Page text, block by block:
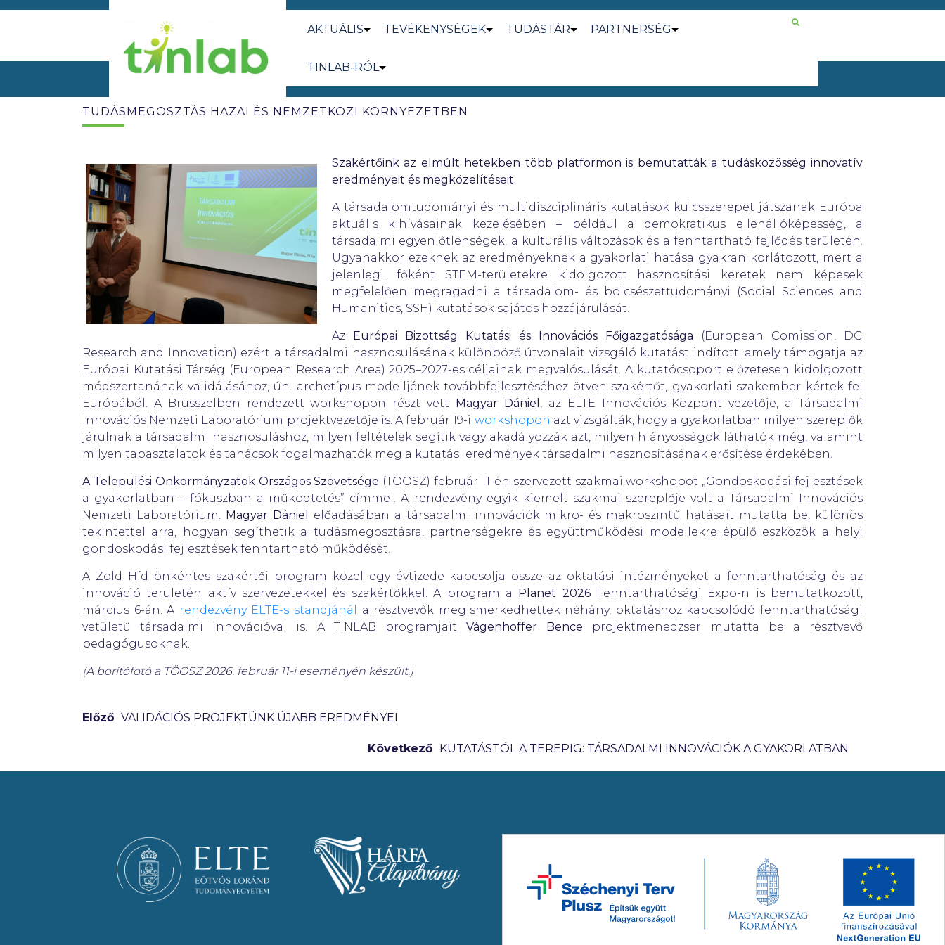
AKTUÁLIS TEVÉKENYSÉGEK TUDÁSTÁR PARTNERSÉG
TINLAB-RÓL
TUDÁSMEGOSZTÁS HAZAI ÉS NEMZETKÖZI KÖRNYEZETBEN
Szakértőink az elmúlt hetekben több platformon is bemutatták a tudásközösség innovatív
eredményeit és megközelítéseit.
A társadalomtudományi és multidiszciplináris kutatások kulcsszerepet játszanak Európa
aktuális kihívásainak kezelésében – például a demokratikus ellenállóképesség, a
társadalmi egyenlőtlenségek, a kulturális változások és a fenntartható fejlődés területén.
Ugyanakkor ezeknek az eredményeknek a gyakorlati hatása gyakran korlátozott, mert a
jelenlegi, főként STEM-területekre kidolgozott hasznosítási keretek nem képesek
megfelelően megragadni a társadalom- és bölcsészettudományi (Social Sciences and
Humanities, SSH) kutatások sajátos hozzájárulását.
Az Európai Bizottság Kutatási és Innovációs Főigazgatósága (European Comission, DG
Research and Innovation) ezért a társadalmi hasznosulásának különböző útvonalait vizsgáló kutatást indított, amely támogatja az
Európai Kutatási Térség (European Research Area) 2025–2027-es céljainak megvalósulását. A kutatócsoport előzetesen kidolgozott
módszertanának validálásához, ún. archetípus-modelljének továbbfejlesztéséhez ötven szakértőt, gyakorlati szakember kértek fel
Európából. A Brüsszelben rendezett workshopon részt vett Magyar Dániel , az ELTE Innovációs Központ vezetője, a Társadalmi
Innovációs Nemzeti Laboratórium projektvezetője is. A február 19-i workshopon azt vizsgálták, hogy a gyakorlatban milyen szereplők
járulnak a társadalmi hasznosuláshoz, milyen feltételek segítik vagy akadályozzák azt, milyen hiányosságok láthatók még, valamint
milyen tapasztalatok és tanácsok fogalmazhatók meg a kutatási eredmények társadalmi hasznosításának erősítése érdekében.
A Települési Önkormányzatok Országos Szövetsége (TÖOSZ) február 11-én szervezett szakmai workshopot „Gondoskodási fejlesztések
a gyakorlatban – fókuszban a működtetés” címmel. A rendezvény egyik kiemelt szakmai szereplője volt a Társadalmi Innovációs
Nemzeti Laboratórium. Magyar Dániel előadásában a társadalmi innovációk mikro- és makroszintű hatásait mutatta be, különös
tekintettel arra, hogyan segíthetik a tudásmegosztásra, partnerségekre és együttműködési modellekre épülő eszközök a helyi
gondoskodási fejlesztések fenntartható működését.
A Zöld Híd önkéntes szakértői program közel egy évtizede kapcsolja össze az oktatási intézményeket a fenntarthatóság és az
innováció területén aktív szervezetekkel és szakértőkkel. A program a Planet 2026Fenntarthatósági Expo-n is bemutatkozott,
március 6-án. A rendezvény ELTE-s standjánál
a résztvevők megismerkedhettek néhány, oktatáshoz kapcsolódó fenntarthatósági
vetületű társadalmi innovációval is. A TINLAB programjaitVágenhoffer Bence projektmenedzser mutatta be a résztvevő
pedagógusoknak.
(A borítófotó a TÖOSZ 2026. február 11-i eseményén készült.)
Előző VALIDÁCIÓS PROJEKTÜNK ÚJABB EREDMÉNYEI
Következő KUTATÁSTÓL A TEREPIG: TÁRSADALMI INNOVÁCIÓK A GYAKORLATBAN